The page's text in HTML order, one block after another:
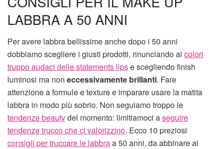
LABBRA A 50 ANNI
Per avere labbra bellissime anche dopo i 50 anni
dobbiamo scegliere i giusti prodotti, rinunciando ai colori
truppo audaci delle statements lipse scegliendo finish
luminosi ma non eccessivamente brillanti. Fare
attenzione a formule e texture e imparare usare la matita
labbra in modo più sobrio. Non seguiamo troppo le
tendenze beautydel momento: limitiamoci aseguire
tendenze trucco che ci valorizzino. Ecco 10 preziosi
consigli per truccare le labbraa 50 anni, da abbinare ai